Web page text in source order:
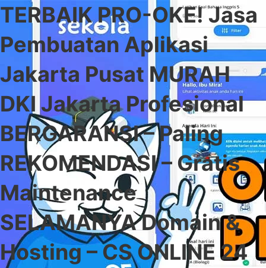
TERBAIK PRO-OKE! Jasa
Pembuatan Aplikasi
Jakarta Pusat MURAH
DKI Jakarta Profesional
BERGARANSI – Paling
REKOMENDASI – Gratis
Maintenance
SELAMANYA Domain &
Hosting – CS ONLINE 24